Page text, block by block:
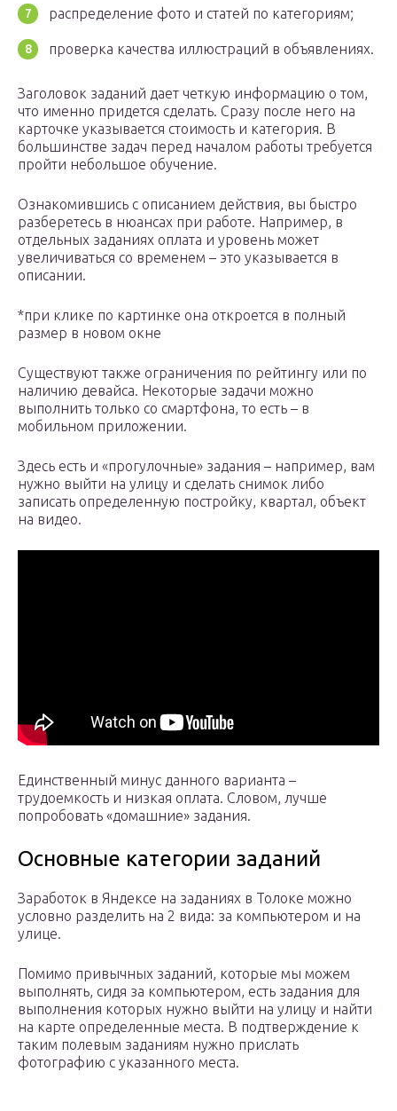
распределение фото и статей по категориям;
проверка качества иллюстраций в объявлениях.
Заголовок заданий дает четкую информацию о том,
что именно придется сделать. Сразу после него на
карточке указывается стоимость и категория. В
большинстве задач перед началом работы требуется
пройти небольшое обучение.
Ознакомившись с описанием действия, вы быстро
разберетесь в нюансах при работе. Например, в
отдельных заданиях оплата и уровень может
увеличиваться со временем – это указывается в
описании.
*при клике по картинке она откроется в полный
размер в новом окне
Существуют также ограничения по рейтингу или по
наличию девайса. Некоторые задачи можно
выполнить только со смартфона, то есть – в
мобильном приложении.
Здесь есть и «прогулочные» задания – например, вам
нужно выйти на улицу и сделать снимок либо
записать определенную постройку, квартал, объект
на видео.
Единственный минус данного варианта –
трудоемкость и низкая оплата. Словом, лучше
попробовать «домашние» задания.
Основные категории заданий
Заработок в Яндексе на заданиях в Толоке можно
условно разделить на 2 вида: за компьютером и на
улице.
Помимо привычных заданий, которые мы можем
выполнять, сидя за компьютером, есть задания для
выполнения которых нужно выйти на улицу и найти
на карте определенные места. В подтверждение к
таким полевым заданиям нужно прислать
фотографию с указанного места.